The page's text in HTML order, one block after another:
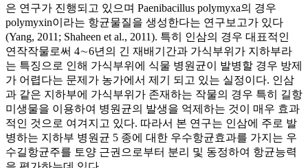
은 연구가 진행되고 있으며 Paenibacillus polymyxa의 경우
polymyxin이라는 항균물질을 생성한다는 연구보고가 있다
(Yang, 2011; Shaheen et al., 2011). 특히 인삼의 경우 대표적인
연작작물로써 4∼6년의 긴 재배기간과 가식부위가 지하부라
는 특징으로 인해 가식부위에 식물 병원균이 발병할 경우 방제
가 어렵다는 문제가 농가에서 제기 되고 있는 실정이다. 인삼
과 같은 지하부에 가식부위가 존재하는 작물의 경우 특히 길항
미생물을 이용하여 병원균의 발생을 억제하는 것이 매우 효과
적인 것으로 여겨지고 있다. 따라서 본 연구는 인삼에 주로 발
병하는 지하부 병원균 5 종에 대한 우수항균효과를 가지는 우
수길항균주를 토양 근권으로부터 분리 및 동정하여 항균능력